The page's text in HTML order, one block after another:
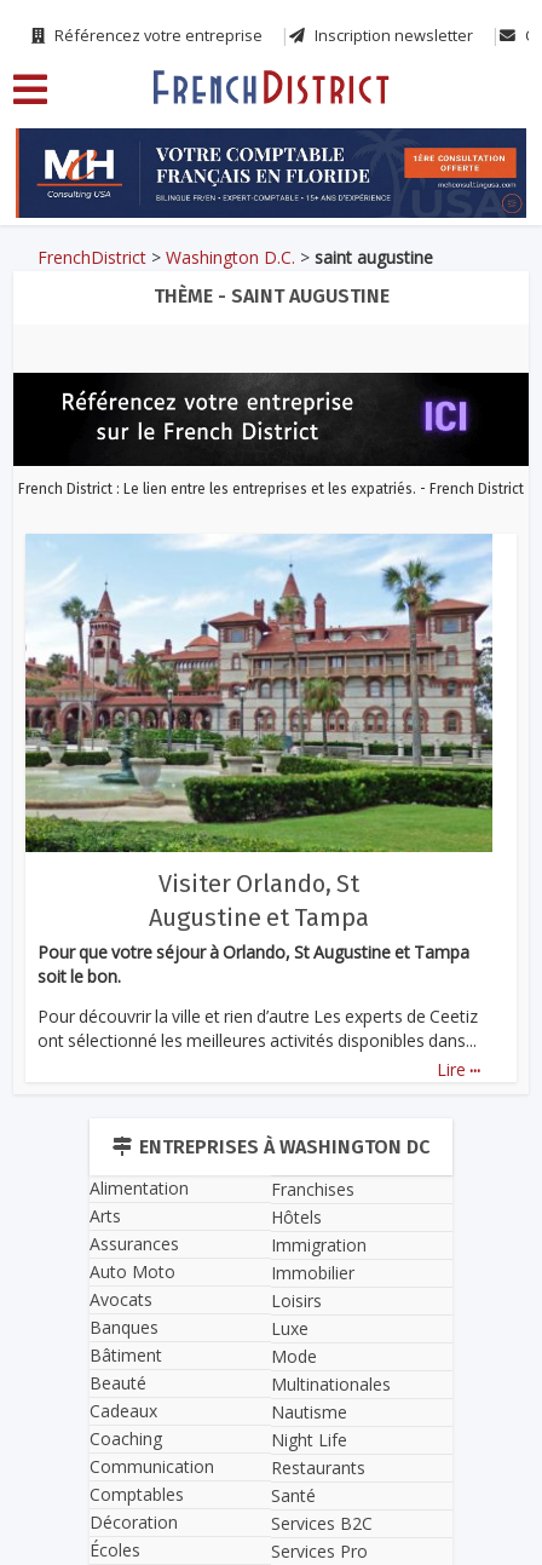
Référencez votre entreprise Inscription newsletter
FrenchDistrict >Washington D.C. >saint augustine
THÈME - SAINT AUGUSTINE
French District : Le lien entre les entreprises et les expatriés. - French District
Visiter Orlando, St
Augustine et Tampa
Pour que votre séjour à Orlando, St Augustine et Tampa
soit le bon.
Pour découvrir la ville et rien d’autre Les experts de Ceetiz
ont sélectionné les meilleures activités disponibles dans...
Lire ...
ENTREPRISES À WASHINGTON DC
Alimentation
Arts
Assurances
Auto Moto
Avocats
Banques
Bâtiment
Beauté
Cadeaux
Coaching
Communication
Comptables
Décoration
Écoles
Franchises
Hôtels
Immigration
Immobilier
Loisirs
Luxe
Mode
Multinationales
Nautisme
Night Life
Restaurants
Santé
Services B2C
Services Pro